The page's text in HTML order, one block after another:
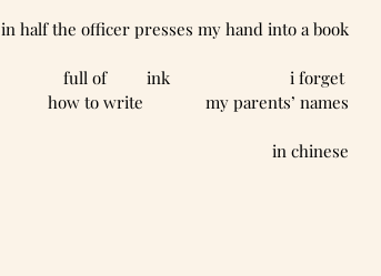
in half the officer presses my hand into a book
full of         ink                           i forget
how to write              my parents’ names
in chinese